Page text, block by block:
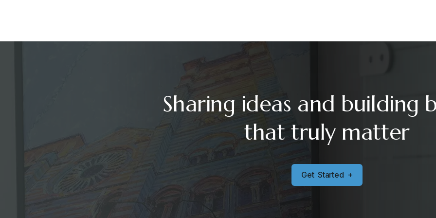
Sharing ideas and building
that truly matter
Get Started +